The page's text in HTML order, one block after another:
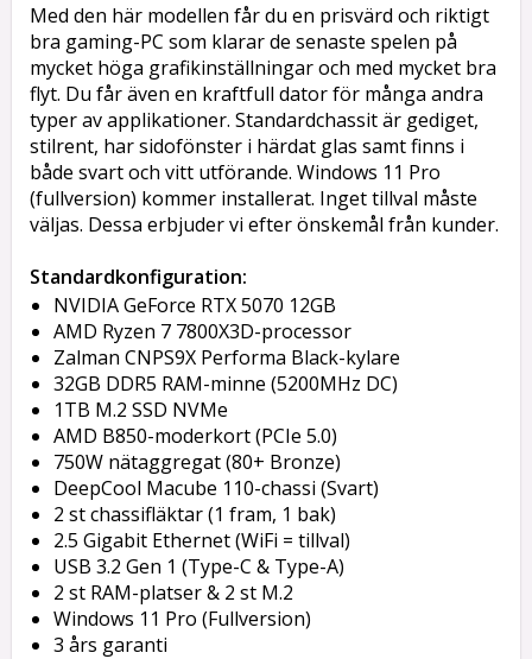
Med den här modellen får du en prisvärd och riktigt
bra gaming-PC som klarar de senaste spelen på
mycket höga grafikinställningar och med mycket bra
flyt. Du får även en kraftfull dator för många andra
typer av applikationer. Standardchassit är gediget,
stilrent, har sidofönster i härdat glas samt finns i
både svart och vitt utförande. Windows 11 Pro
(fullversion) kommer installerat. Inget tillval måste
väljas. Dessa erbjuder vi efter önskemål från kunder.
Standardkonfiguration:
NVIDIA GeForce RTX 5070 12GB
AMD Ryzen 7 7800X3D-processor
Zalman CNPS9X Performa Black-kylare
32GB DDR5 RAM-minne (5200MHz DC)
1TB M.2 SSD NVMe
AMD B850-moderkort (PCIe 5.0)
750W nätaggregat (80+ Bronze)
DeepCool Macube 110-chassi (Svart)
2 st chassifläktar (1 fram, 1 bak)
2.5 Gigabit Ethernet (WiFi = tillval)
USB 3.2 Gen 1 (Type-C & Type-A)
2 st RAM-platser & 2 st M.2
Windows 11 Pro (Fullversion)
3 års garanti